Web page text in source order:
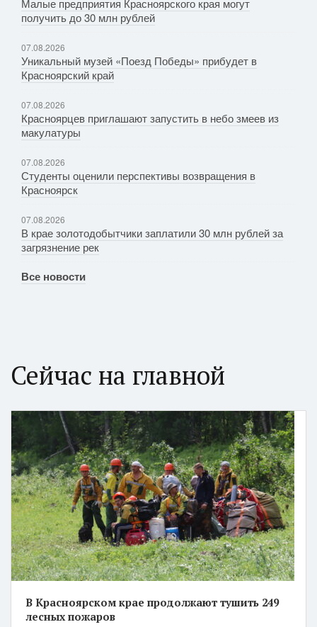
Малые предприятия Красноярского края могут
получить до 30 млн рублей
07.08.2026
Уникальный музей «Поезд Победы» прибудет в
Красноярский край
07.08.2026
Красноярцев приглашают запустить в небо змеев из
макулатуры
07.08.2026
Студенты оценили перспективы возвращения в
Красноярск
07.08.2026
В крае золотодобытчики заплатили 30 млн рублей за
загрязнение рек
Все новости
Сейчас на главной
В Красноярском крае продолжают тушить 249
лесных пожаров